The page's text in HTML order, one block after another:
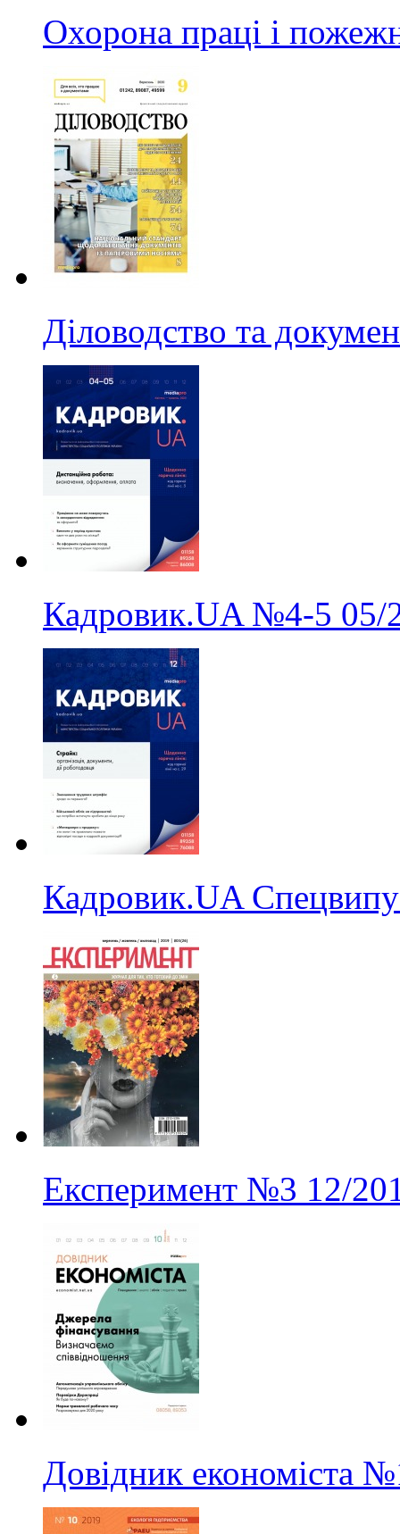
Охорона праці і
Діловодство та
Кадровик.UA №4-5 05/
Кадровик.UA
Експеримент №3 12/
Довідник економіста